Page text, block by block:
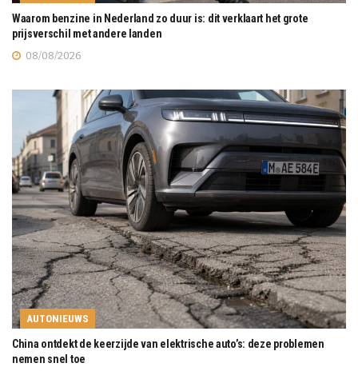
Waarom benzine in Nederland zo duur is: dit verklaart het grote
prijsverschil met andere landen
08/08/2026
AUTONIEUWS
China ontdekt de keerzijde van elektrische auto’s: deze problemen
nemen snel toe